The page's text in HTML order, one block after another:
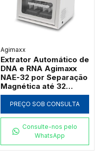
Agimaxx
Extrator Automático de
DNA e RNA Agimaxx
NAE-32 por Separação
Magnética até 32
Amostras
PREÇO SOB CONSULTA
Consulte-nos pelo
WhatsApp